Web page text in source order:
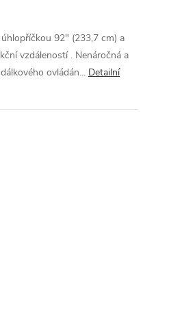
92" (233,7 cm) a
vzdáleností . Nenáročná a
ovládán... Detailní